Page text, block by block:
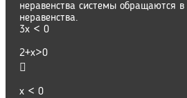
неравенства системы обращаются
неравенства.
3х < 0
2+х>0

х < 0